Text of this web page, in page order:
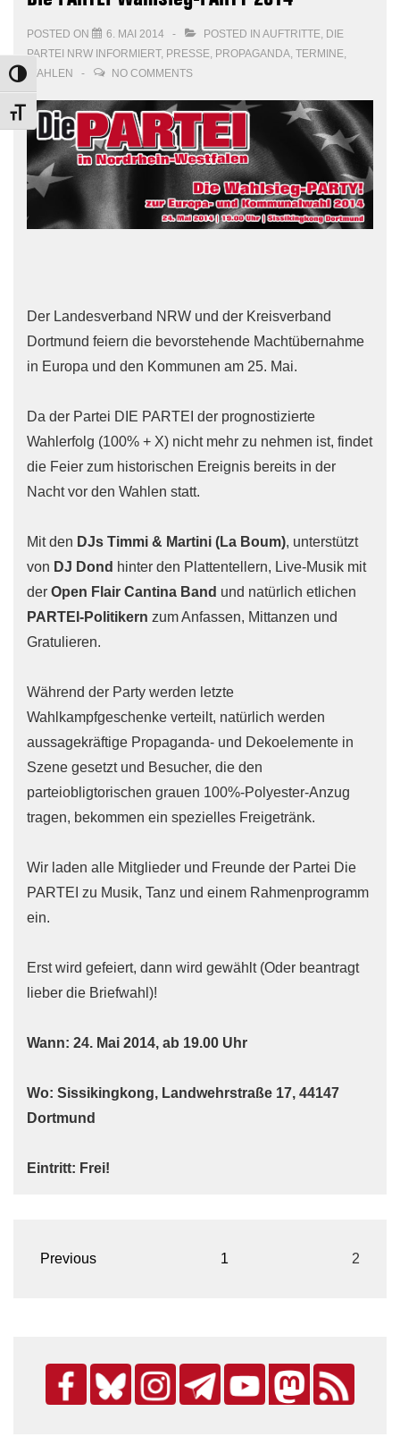
TOGGLE HIGH CONTRAST
TOGGLE FONT SIZE
POSTED ON 6. MAI 2014 POSTED IN AUFTRITTE, DIE
PARTEI NRW INFORMIERT, PRESSE, PROPAGANDA, TERMINE,
WAHLEN
NO COMMENTS
Der Landesverband NRW und der Kreisverband
Dortmund feiern die bevorstehende Machtübernahme
in Europa und den Kommunen am 25. Mai.
Da der Partei DIE PARTEI der prognostizierte
Wahlerfolg (100% + X) nicht mehr zu nehmen ist, findet
die Feier zum historischen Ereignis bereits in der
Nacht vor den Wahlen statt.
Mit den DJs Timmi & Martini (La Boum), unterstützt
von DJ Dond hinter den Plattentellern, Live-Musik mit
der Open Flair Cantina Band und natürlich etlichen
PARTEI-Politikern zum Anfassen, Mittanzen und
Gratulieren.
Während der Party werden letzte
Wahlkampfgeschenke verteilt, natürlich werden
aussagekräftige Propaganda- und Dekoelemente in
Szene gesetzt und Besucher, die den
parteiobligtorischen grauen 100%-Polyester-Anzug
tragen, bekommen ein spezielles Freigetränk.
Wir laden alle Mitglieder und Freunde der Partei Die
PARTEI zu Musik, Tanz und einem Rahmenprogramm
ein.
Erst wird gefeiert, dann wird gewählt (Oder beantragt
lieber die Briefwahl)!
Wann: 24. Mai 2014, ab 19.00 Uhr
Wo: Sissikingkong, Landwehrstraße 17, 44147
Dortmund
Eintritt: Frei!
Seitennummerierung
Previous 1 2